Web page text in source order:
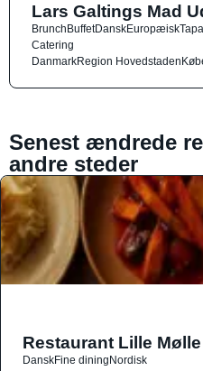
Lars Galtings Mad
BrunchBuffetDanskEuropæisk
Catering
DanmarkRegion Hovedstaden
Senest ændrede
andre steder
Restaurant Lille Mølle
DanskFine diningNordisk